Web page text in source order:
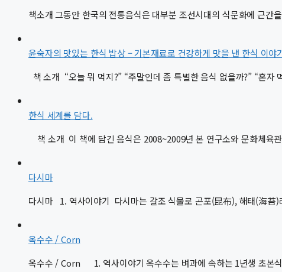
책소개 그동안 한국의 전통음식은 대부분 조선시대의 식문화에 근간
윤숙자의 맛있는 한식 밥상 – 기본재료로 건강하게 맛을 낸 한식 이야
책 소개 “오늘 뭐 먹지?” “주말인데 좀 특별한 음식 없을까?” “혼
한식 세계를 담다.
책 소개 이 책에 담긴 음식은 2008~2009년 본 연구소와 문화체육
다시마
다시마 1. 역사이야기 다시마는 갈조 식물로 곤포(昆布), 해태(海苔)
옥수수 / Corn
옥수수 / Corn 1. 역사이야기 옥수수는 벼과에 속하는 1년생 초본